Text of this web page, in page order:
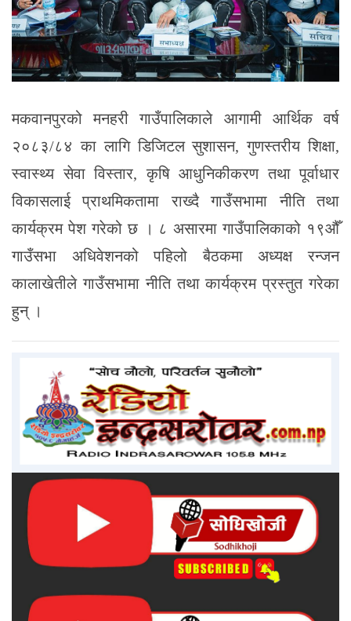
मकवानपुरको मनहरी गाउँपालिकाले आगामी आर्थिक वर्ष
२०८३/८४ का लागि डिजिटल सुशासन, गुणस्तरीय शिक्षा,
स्वास्थ्य सेवा विस्तार, कृषि आधुनिकीकरण तथा पूर्वाधार
विकासलाई प्राथमिकतामा राख्दै गाउँसभामा नीति तथा
कार्यक्रम पेश गरेको छ । ८ असारमा गाउँपालिकाको १९औँ
गाउँसभा अधिवेशनको पहिलो बैठकमा अध्यक्ष रन्जन
कालाखेतीले गाउँसभामा नीति तथा कार्यक्रम प्रस्तुत गरेका
हुन् ।